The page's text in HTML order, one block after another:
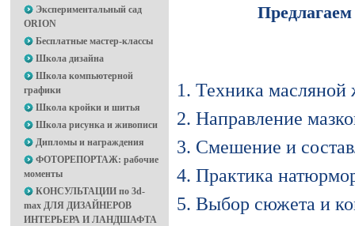
Экспериментальный сад
ORION
Бесплатные мастер-классы
Школа дизайна
Школа компьютерной
графики
Школа кройки и шитья
Школа рисунка и живописи
Дипломы и награждения
ФОТОРЕПОРТАЖ: рабочие
моменты
КОНСУЛЬТАЦИИ по 3d-
max ДЛЯ ДИЗАЙНЕРОВ
ИНТЕРЬЕРА И ЛАНДШАФТА
1. Техника масляной
2. Направление
3. Смешение и
4. Практика
5. Выбор сюжета и